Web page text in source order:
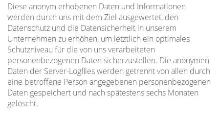
Diese anonym erhobenen Daten und Informationen
werden durch uns mit dem Ziel ausgewertet, den
Datenschutz und die Datensicherheit in unserem
Unternehmen zu erhöhen, um letztlich ein optimales
Schutzniveau für die von uns verarbeiteten
personenbezogenen Daten sicherzustellen. Die anonymen
Daten der Server-Logfiles werden getrennt von allen durch
eine betroffene Person angegebenen personenbezogenen
Daten gespeichert und nach spätestens sechs Monaten
gelöscht.